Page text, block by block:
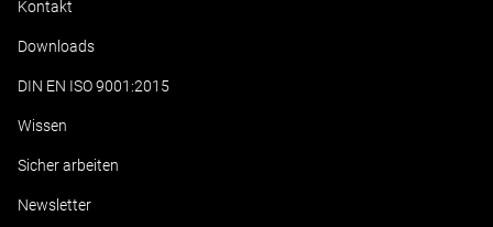
Kontakt
Downloads
DIN EN ISO 9001:2015
Wissen
Sicher arbeiten
Newsletter